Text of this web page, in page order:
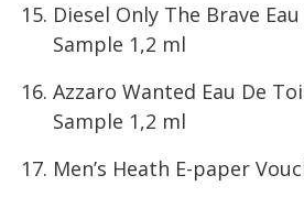
Diesel Only The Brave
Sample 1,2 ml
Azzaro Wanted Eau De
Sample 1,2 ml
Men’s Heath E-paper